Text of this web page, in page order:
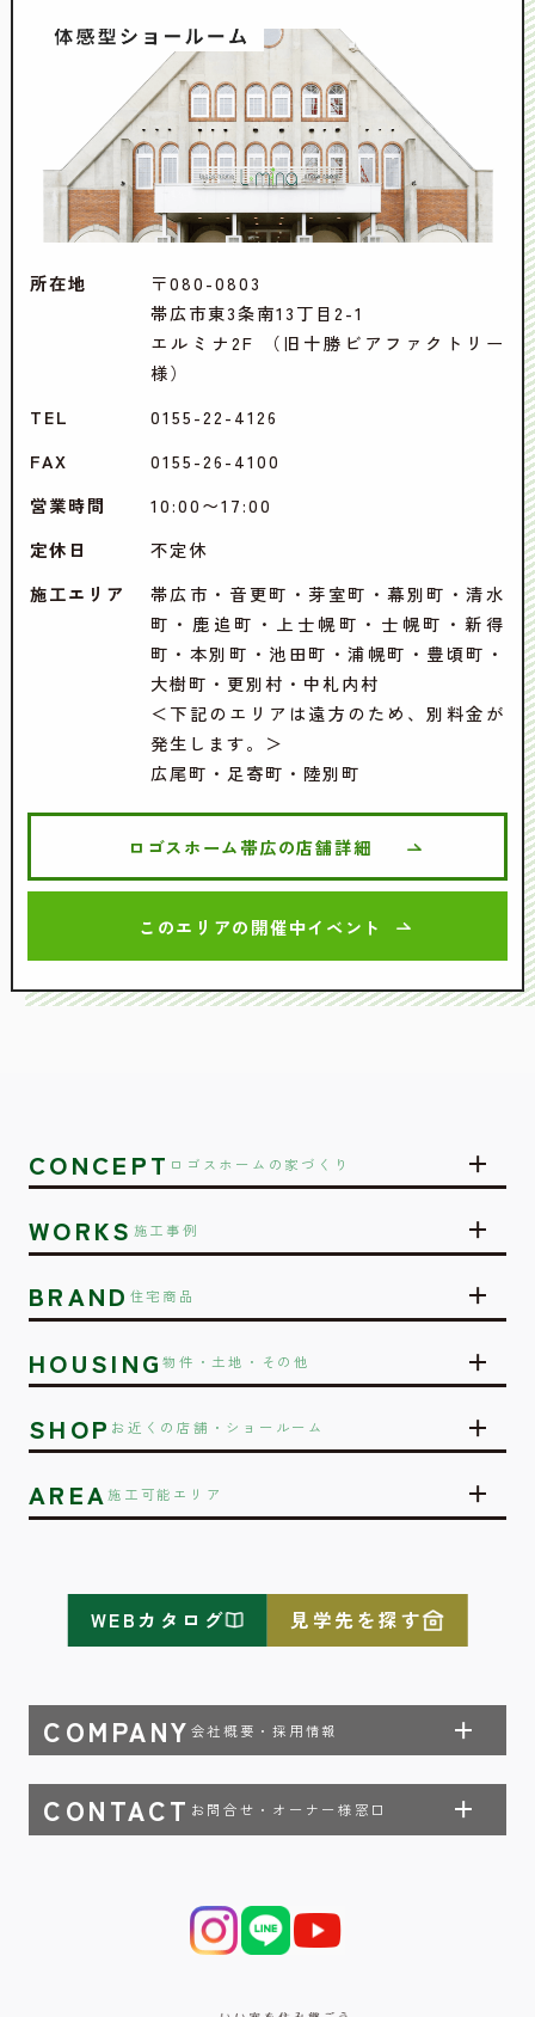
所在地
〒080-0803
帯広市東3条南13丁目2-1
エルミナ2F （旧十勝ビアファクトリー
様）
TEL
0155-22-4126
FAX
0155-26-4100
営業時間
10:00〜17:00
定休日
不定休
施工エリア
帯広市・音更町・芽室町・幕別町・清水
町・鹿追町・上士幌町・士幌町・新得
町・本別町・池田町・浦幌町・豊頃町・
大樹町・更別村・中札内村
＜下記のエリアは遠方のため、別料金が
発生します。＞
広尾町・足寄町・陸別町
ロゴスホーム帯広の店舗詳細
このエリアの開催中イベント
CONCEPT ロゴスホームの家づくり
WORKS 施工事例
BRAND 住宅商品
HOUSING物件・土地・その他
SHOP お近くの店舗・ショールーム
AREA施工可能エリア
COMPANY 会社概要・採用情報
CONTACT お問合せ・オーナー様窓口
WEBカタログ 見学先を探す